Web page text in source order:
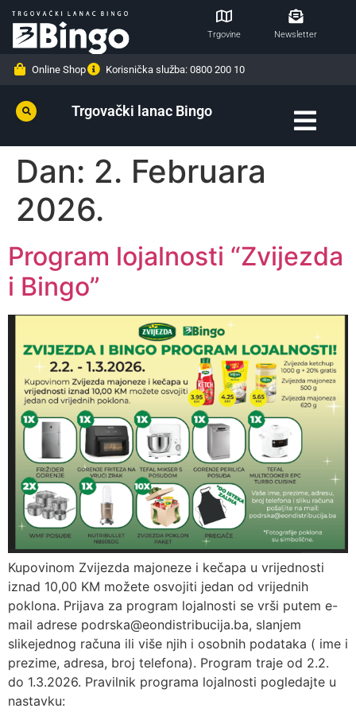
Trgovine Newsletter
Online Shop Korisnička služba: 0800 200 10
Trgovački lanac Bingo
Dan: 2. Februara
2026.
Program lojalnosti “Zvijezda
i Bingo”
Kupovinom Zvijezda majoneze i kečapa u vrijednosti
iznad 10,00 KM možete osvojiti jedan od vrijednih
poklona. Prijava za program lojalnosti se vrši putem e-
mail adrese podrska@eondistribucija.ba, slanjem
slikejednog računa ili više njih i osobnih podataka ( ime i
prezime, adresa, broj telefona). Program traje od 2.2.
do 1.3.2026. Pravilnik programa lojalnosti pogledajte u
nastavku: